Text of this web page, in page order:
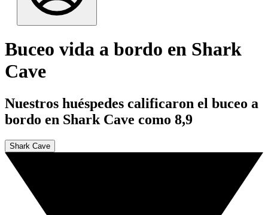
Buceo vida a bordo en Shark
Cave
Nuestros huéspedes calificaron el buceo a
bordo en Shark Cave como 8,9
Shark Cave